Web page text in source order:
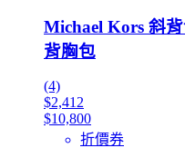
Michael Kors 斜
背胸包
(4)
$2,412
$10,800
折價券